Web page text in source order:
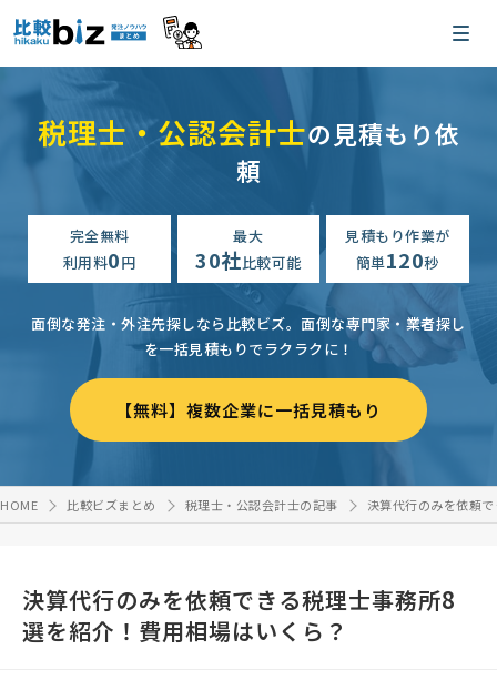
税理士・公認会計士の見積もり依
頼
完全無料
利用料0円
最大
30社比較可能
見積もり作業が
簡単120秒
面倒な発注・外注先探しなら比較ビズ。 面倒な専門家・業者探し
を一括見積もりでラクラクに！
【無料】複数企業に一括見積もり
HOME 比較ビズまとめ 税理士・公認会計士の記事 決算代行のみを依頼
決算代行のみを依頼できる税理士事務所8
選を紹介！費用相場はいくら？